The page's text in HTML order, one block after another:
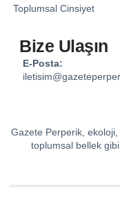
Toplumsal Cinsiyet
Bize Ulaşın
E-Posta:
Gazete Perperik,
toplumsal bellek